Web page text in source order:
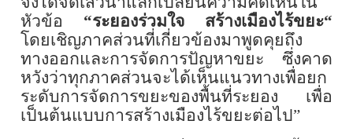
หัวข้อ “ระยองร่วมใจ สร้างเมืองไร้ขยะ“
โดยเชิญภาคส่วนที่เกี่ยวข้องมาพูดคุยถึง
ทางออกและการจัดการปัญหาขยะ ซึ่งคาด
หวังว่าทุกภาคส่วนจะได้เห็นแนวทางเพื่อยก
ระดับการจัดการขยะของพื้นที่ระยอง เพื่อ
เป็นต้นแบบการสร้างเมืองไร้ขยะต่อไป”